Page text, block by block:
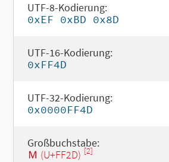
UTF-8-Kodierung:
0xEF 0xBD 0x8D
UTF-16-Kodierung:
0xFF4D
UTF-32-Kodierung:
0x0000FF4D
Großbuchstabe:
Ｍ (U+FF2D) [2]